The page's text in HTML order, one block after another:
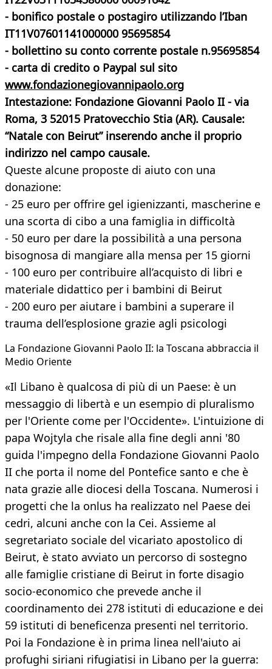
- bonifico postale o postagiro utilizzando l’Iban
IT11V07601141000000 95695854
- bollettino su conto corrente postale n.95695854
- carta di credito o Paypal sul sito
www.fondazionegiovannipaolo.org
Intestazione: Fondazione Giovanni Paolo II - via
Roma, 3 52015 Pratovecchio Stia (AR). Causale:
“Natale con Beirut” inserendo anche il proprio
indirizzo nel campo causale.
Queste alcune proposte di aiuto con una
donazione:
- 25 euro per offrire gel igienizzanti, mascherine e
una scorta di cibo a una famiglia in difficoltà
- 50 euro per dare la possibilità a una persona
bisognosa di mangiare alla mensa per 15 giorni
- 100 euro per contribuire all’acquisto di libri e
materiale didattico per i bambini di Beirut
- 200 euro per aiutare i bambini a superare il
trauma dell’esplosione grazie agli psicologi
La Fondazione Giovanni Paolo II: la Toscana abbraccia il
Medio Oriente
«Il Libano è qualcosa di più di un Paese: è un
messaggio di libertà e un esempio di pluralismo
per l'Oriente come per l'Occidente». L'intuizione di
papa Wojtyla che risale alla fine degli anni '80
guida l'impegno della Fondazione Giovanni Paolo
II che porta il nome del Pontefice santo e che è
nata grazie alle diocesi della Toscana. Numerosi i
progetti che la onlus ha realizzato nel Paese dei
cedri, alcuni anche con la Cei. Assieme al
segretariato sociale del vicariato apostolico di
Beirut, è stato avviato un percorso di sostegno
alle famiglie cristiane di Beirut in forte disagio
socio-economico che prevede anche il
coordinamento dei 278 istituti di educazione e dei
59 istituti di beneficenza presenti nel territorio.
Poi la Fondazione è in prima linea nell'aiuto ai
profughi siriani rifugiatisi in Libano per la guerra: